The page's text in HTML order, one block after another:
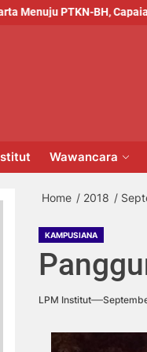
PTKN-BH, Capaian atau
Wawancara
Home 2018
KAMPUSIANA
LPM Institut